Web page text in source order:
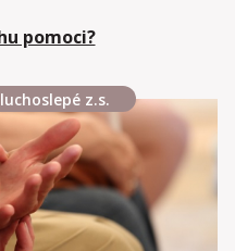
z.s.
pomoci?